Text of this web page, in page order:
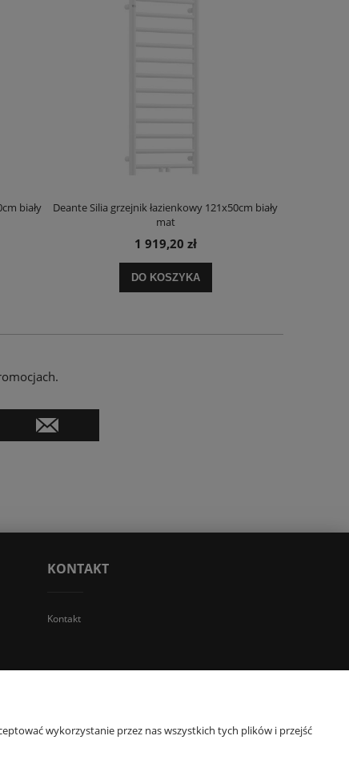
biały
Deante Silia grzejnik łazienkowy 121x50cm biały
mat
1 919,20 zł
DO KOSZYKA
KONTAKT
Kontakt
Stoń | NIP: 6312213594 | REGON: 276403698
wykorzystanie przez nas wszystkich tych plików i przejść